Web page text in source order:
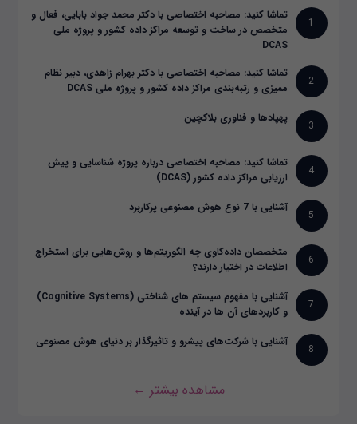
1
تماشا کنید: مصاحبه اختصاصی با دکتر محمد جواد بابایی، فعال و
متخصص در ساخت و توسعه مراکز داده کشور و پروژه ملی
DCAS
2
تماشا کنید: مصاحبه اختصاصی با دکتر بهرام زاهدی، دبیر نظام
ممیزی و رتبه‌بندی مراکز داده کشور و پروژه ملی DCAS
3
پهپادها و فناوری بلاکچین
4
تماشا کنید: مصاحبه اختصاصی درباره پروژه شناسایی و پیش
ارزیابی مراکز داده کشور (DCAS)
5
آشنایی با 7 نوع هوش مصنوعی پرکاربرد
6
متخصصان داده‌کاوی چه الگوریتم‌ها و روش‌هایی برای استخراج
اطلاعات در اختیار دارند؟
7
آشنایی با مفهوم سیستم های شناختی (Cognitive Systems)
و کاربردهای آن ها در آینده
8
آشنایی با شرکت‌های پیشرو و تاثیرگذار بر دنیای هوش مصنوعی
مشاهده بیشتر ←